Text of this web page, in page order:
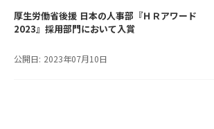
厚生労働省後援 日本の人事部『ＨＲアワード
2023』採用部門において入賞
公開日: 2023年07月10日